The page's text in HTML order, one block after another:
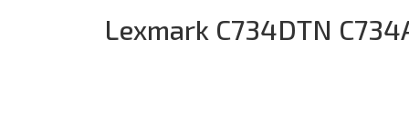
Lexmark C734DTN